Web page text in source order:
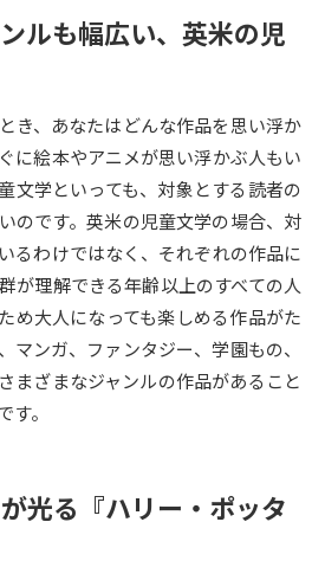
小学校教員資格認定試験
究 大学検索
徴を調べる
国際・グローバルに強い大学特
集
ルも幅広い、英米の児
き、あなたはどんな作品を思い浮か
絵本やアニメが思い浮かぶ人もい
文学といっても、対象とする読者の
のです。英米の児童文学の場合、対
るわけではなく、それぞれの作品に
が理解できる年齢以上のすべての人
め大人になっても楽しめる作品がた
マンガ、ファンタジー、学園もの、
まざまなジャンルの作品があること
。
光る『ハリー・ポッタ